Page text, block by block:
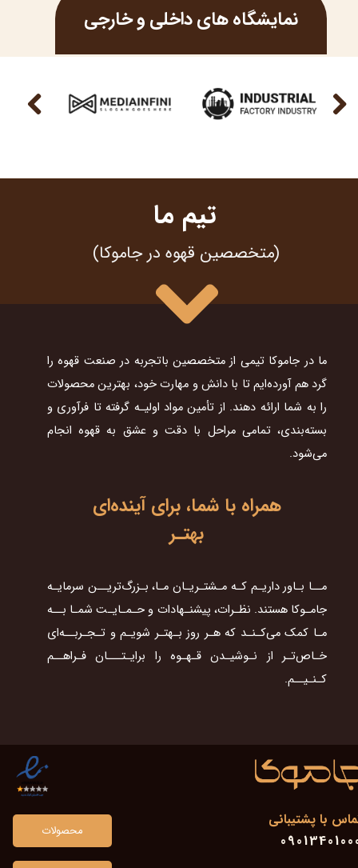
نمایشگاه های داخلی و خارجی
ما در جاموکا تیمی از متخصصین باتجربه در صنعت قهوه را
گرد هم آورده‌ایم تا با دانش و مهارت خود، بهترین محصولات
را به شما ارائه دهند. از تأمین مواد اولیـه گرفته تا فرآوری و
بسته‌بندی، تمامی مراحل با دقت و عشق به قهوه انجام
می‌شود.
​(متخصصین قهوه در جاموکا)
تیم ما
​​​​​​​مــا بـاور داریـم کـه مـشتـریـان مـا، بـزرگ‌تریــن سرمایـه
جامـوکا هستند. نظـرات، پیشنـهادات و حـمـایـت شمـا بــه
مـا کمک می‌کـنـد که هـر روز بـهتـر شویـم و تـجـربــه‌ای
خـاص‌تـر از نـوشیـدن قـهـوه را برایـتـــان فـراهــم
کـنـیــم.​​​​​​​
همراه با شما، برای آینده‌ای
بهتـر​​​​​​​
با پشتیبانی
محصولات